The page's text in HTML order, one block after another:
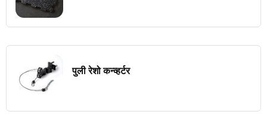
पुली रेशो कन्व्हर्टर